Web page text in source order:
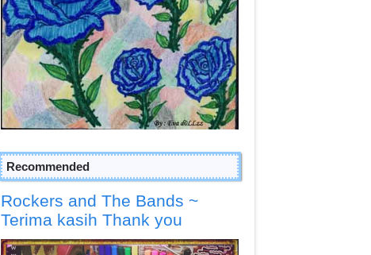
Recommended
Rockers and The Bands ~
Terima kasih Thank you